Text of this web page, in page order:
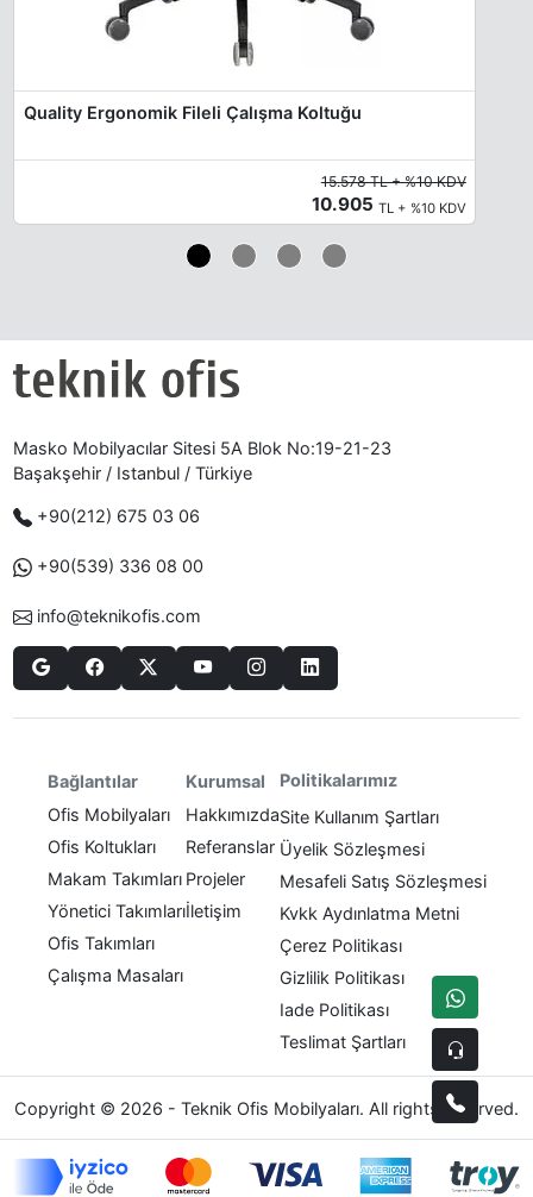
Quality Ergonomik Fileli Çalışma Koltuğu
15.578 TL + %10 KDV
10.905 TL + %10 KDV
Masko Mobilyacılar Sitesi 5A Blok No:19-21-23
Başakşehir / Istanbul / Türkiye
+90(212) 675 03 06
+90(539) 336 08 00
info@teknikofis.com
Bağlantılar
Ofis Mobilyaları
Ofis Koltukları
Makam Takımları
Yönetici Takımları
Ofis Takımları
Çalışma Masaları
Kurumsal
Hakkımızda
Referanslar
Projeler
İletişim
Politikalarımız
Site Kullanım Şartları
Üyelik Sözleşmesi
Mesafeli Satış Sözleşmesi
Kvkk Aydınlatma Metni
Çerez Politikası
Gizlilik Politikası
Iade Politikası
Teslimat Şartları
Copyright © 2026 - Teknik Ofis Mobilyaları. All rights reserved.